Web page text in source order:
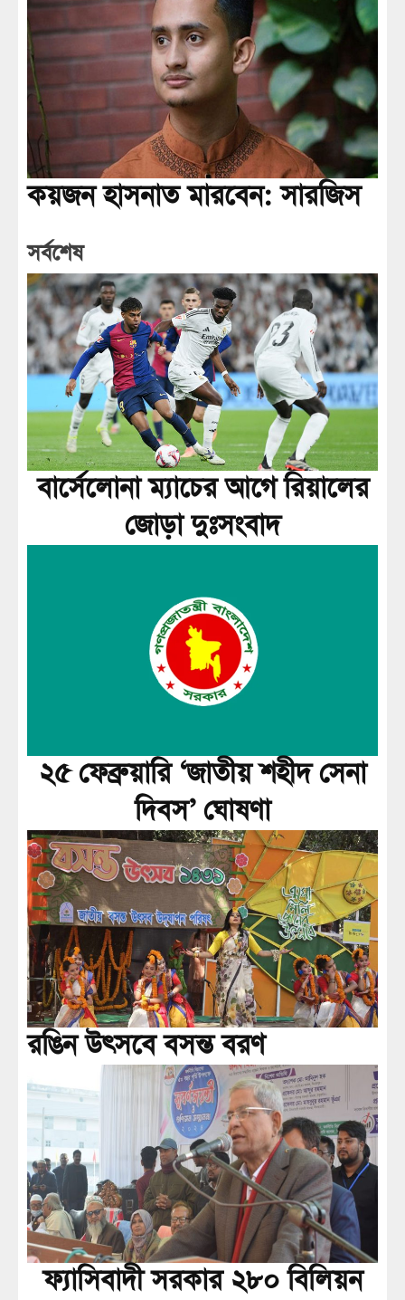
কয়জন হাসনাত মারবেন: সারজিস
সর্বশেষ
বার্সেলোনা ম্যাচের আগে রিয়ালের
জোড়া দুঃসংবাদ
২৫ ফেব্রুয়ারি ‘জাতীয় শহীদ সেনা
দিবস’ ঘোষণা
রঙিন উৎসবে বসন্ত বরণ
ফ্যাসিবাদী সরকার ২৮০ বিলিয়ন